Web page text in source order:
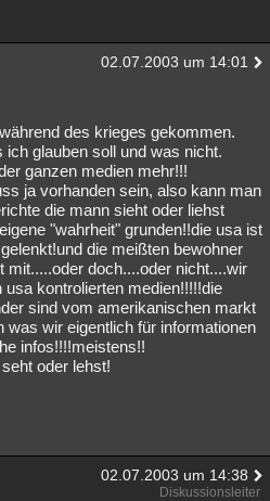
02.07.2003 um 14:01
des krieges gekommen.
glauben soll und was nicht.
ganzen medien mehr!!!
ja vorhanden sein, also kann man
die mann sieht oder liehst
"wahrheit" grunden!!die usa ist
die meißten bewohner
doch....oder nicht....wir
kontrolierten medien!!!!!die
sind vom amerikanischen markt
wir eigentlich für informationen
infos!!!!meistens!!
oder lehst!
02.07.2003 um 14:38
Diskussionsleiter